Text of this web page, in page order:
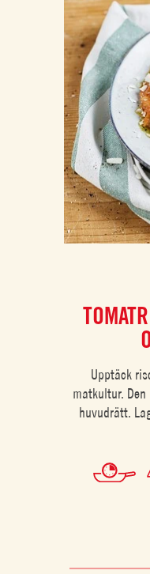
Upptäck
matkultur.
huvudrätt.